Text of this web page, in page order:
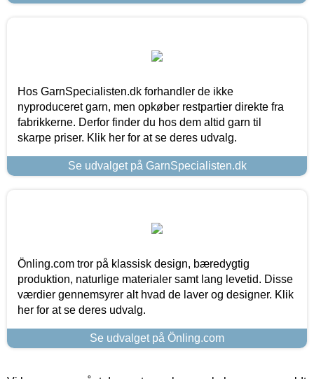
Hos GarnSpecialisten.dk forhandler de ikke
nyproduceret garn, men opkøber restpartier direkte fra
fabrikkerne. Derfor finder du hos dem altid garn til
skarpe priser. Klik her for at se deres udvalg.
Se udvalget på GarnSpecialisten.dk
Önling.com tror på klassisk design, bæredygtig
produktion, naturlige materialer samt lang levetid. Disse
værdier gennemsyrer alt hvad de laver og designer. Klik
her for at se deres udvalg.
Se udvalget på Önling.com